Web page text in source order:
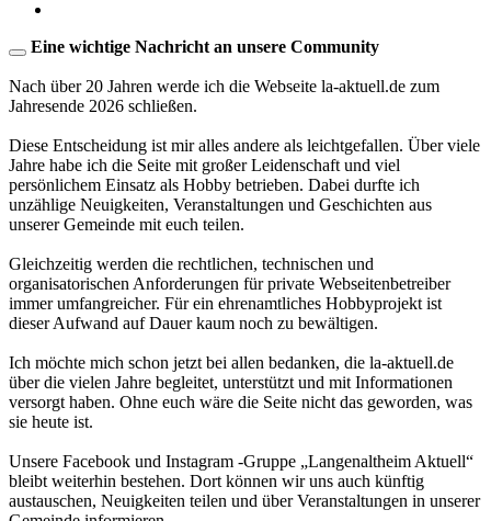
Eine wichtige Nachricht an unsere Community
Nach über 20 Jahren werde ich die Webseite la-aktuell.de zum
Jahresende 2026 schließen.
Diese Entscheidung ist mir alles andere als leichtgefallen. Über viele
Jahre habe ich die Seite mit großer Leidenschaft und viel
persönlichem Einsatz als Hobby betrieben. Dabei durfte ich
unzählige Neuigkeiten, Veranstaltungen und Geschichten aus
unserer Gemeinde mit euch teilen.
Gleichzeitig werden die rechtlichen, technischen und
organisatorischen Anforderungen für private Webseitenbetreiber
immer umfangreicher. Für ein ehrenamtliches Hobbyprojekt ist
dieser Aufwand auf Dauer kaum noch zu bewältigen.
Ich möchte mich schon jetzt bei allen bedanken, die la-aktuell.de
über die vielen Jahre begleitet, unterstützt und mit Informationen
versorgt haben. Ohne euch wäre die Seite nicht das geworden, was
sie heute ist.
Unsere Facebook und Instagram -Gruppe „Langenaltheim Aktuell“
bleibt weiterhin bestehen. Dort können wir uns auch künftig
austauschen, Neuigkeiten teilen und über Veranstaltungen in unserer